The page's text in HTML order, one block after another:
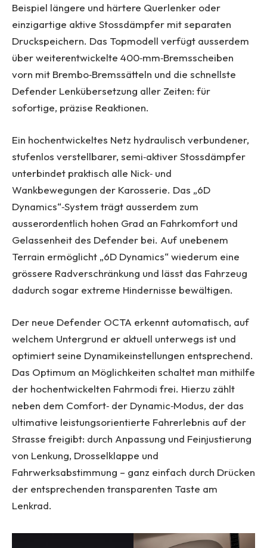
Beispiel längere und härtere Querlenker oder
einzigartige aktive Stossdämpfer mit separaten
Druckspeichern. Das Topmodell verfügt ausserdem
über weiterentwickelte 400‑mm‑Bremsscheiben
vorn mit Brembo‑Bremssätteln und die schnellste
Defender Lenkübersetzung aller Zeiten: für
sofortige, präzise Reaktionen.
Ein hochentwickeltes Netz hydraulisch verbundener,
stufenlos verstellbarer, semi‑aktiver Stossdämpfer
unterbindet praktisch alle Nick‑ und
Wankbewegungen der Karosserie. Das „6D
Dynamics“‑System trägt ausserdem zum
ausserordentlich hohen Grad an Fahrkomfort und
Gelassenheit des Defender bei. Auf unebenem
Terrain ermöglicht „6D Dynamics“ wiederum eine
grössere Radverschränkung und lässt das Fahrzeug
dadurch sogar extreme Hindernisse bewältigen.
Der neue Defender OCTA erkennt automatisch, auf
welchem Untergrund er aktuell unterwegs ist und
optimiert seine Dynamikeinstellungen entsprechend.
Das Optimum an Möglichkeiten schaltet man mithilfe
der hochentwickelten Fahrmodi frei. Hierzu zählt
neben dem Comfort‑ der Dynamic‑Modus, der das
ultimative leistungsorientierte Fahrerlebnis auf der
Strasse freigibt: durch Anpassung und Feinjustierung
von Lenkung, Drosselklappe und
Fahrwerksabstimmung – ganz einfach durch Drücken
der entsprechenden transparenten Taste am
Lenkrad.